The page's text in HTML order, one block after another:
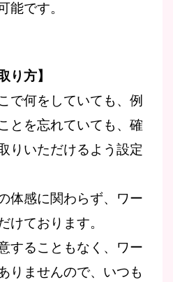
能です。
り方】
で何をしていても、例
とを忘れていても、確
りいただけるよう設定
体感に関わらず、ワー
けております。
することもなく、ワー
りませんので、いつも